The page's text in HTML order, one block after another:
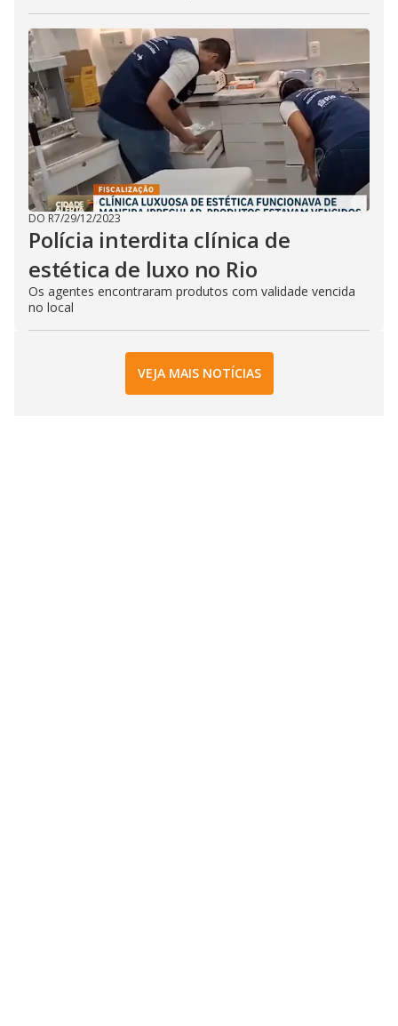
DO R7/29/12/2023
Polícia interdita clínica de
estética de luxo no Rio
Os agentes encontraram produtos com validade vencida
no local
VEJA MAIS NOTÍCIAS